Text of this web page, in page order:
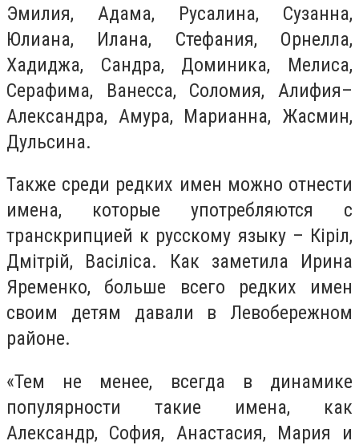
Эмилия, Адама, Русалина, Сузанна,
Юлиана, Илана, Стефания, Орнелла,
Хадиджа, Сандра, Доминика, Мелиса,
Серафима, Ванесса, Соломия, Алифия–
Александра, Амура, Марианна, Жасмин,
Дульсина.
Также среди редких имен можно отнести
имена, которые употребляются с
транскрипцией к русскому языку – Кiрiл,
Дмiтрiй, Васiлiса. Как заметила Ирина
Яременко, больше всего редких имен
своим детям давали в Левобережном
районе.
«Тем не менее, всегда в динамике
популярности такие имена, как
Александр, София, Анастасия, Мария и